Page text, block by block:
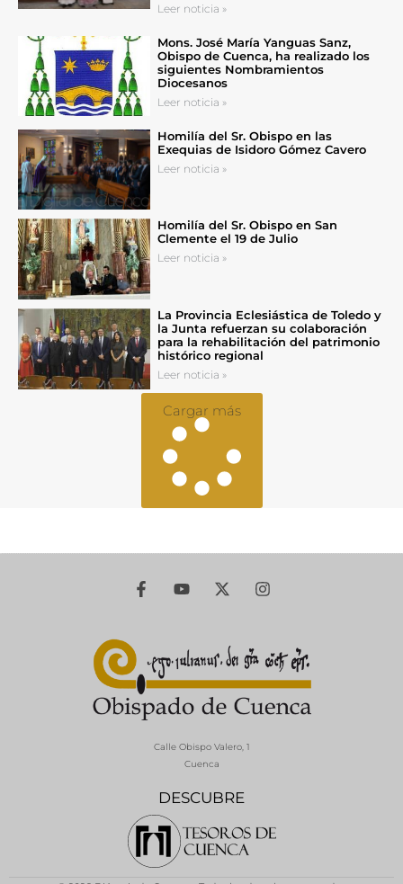
Leer noticia »
Mons. José María Yanguas Sanz,
Obispo de Cuenca, ha realizado los
siguientes Nombramientos
Diocesanos
Leer noticia »
Homilía del Sr. Obispo en las
Exequias de Isidoro Gómez Cavero
Leer noticia »
Homilía del Sr. Obispo en San
Clemente el 19 de Julio
Leer noticia »
La Provincia Eclesiástica de Toledo y
la Junta refuerzan su colaboración
para la rehabilitación del patrimonio
histórico regional
Leer noticia »
Cargar más
DESCUBRE
Calle Obispo Valero, 1
Cuenca